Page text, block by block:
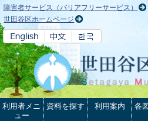
本文へ
障害者サービス（バリアフリーサービス）
世田谷区ホームページ
利用者メニ
ュー
資料を探す 利用案内
各